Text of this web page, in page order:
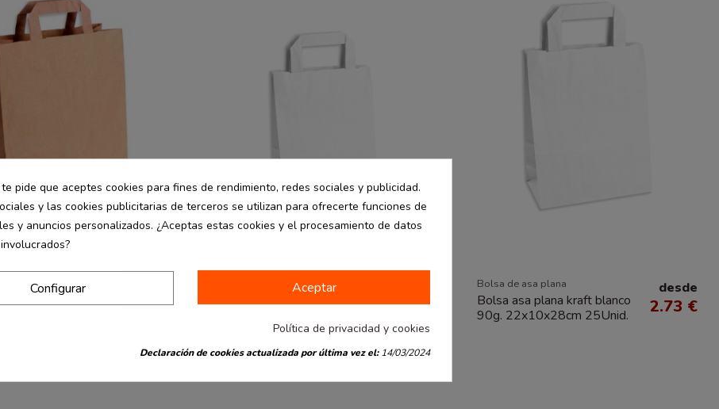
kraft 90g.
4.13 €
Bolsa de asa plana
Bolsa asa plana kraft blanco
2.19 €
Bolsa de asa plana
Bolsa asa plana kraft blanco
90g. 22x10x28cm 25Unid.
desde
2.73 €
pide que aceptes cookies para fines de rendimiento, redes sociales y publicidad.
y las cookies publicitarias de terceros se utilizan para ofrecerte funciones de
y anuncios personalizados. ¿Aceptas estas cookies y el procesamiento de datos
Aceptar
Configurar
Política de privacidad y cookies
Declaración de cookies actualizada por última vez el:14/03/2024